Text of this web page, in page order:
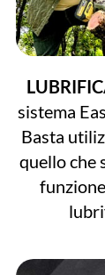
sistema
Basta
quello che